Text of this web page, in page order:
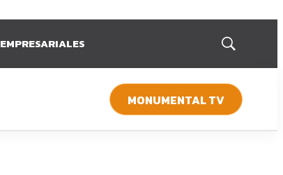
EMPRESARIALES
Mostrar
MONUMENTAL TV